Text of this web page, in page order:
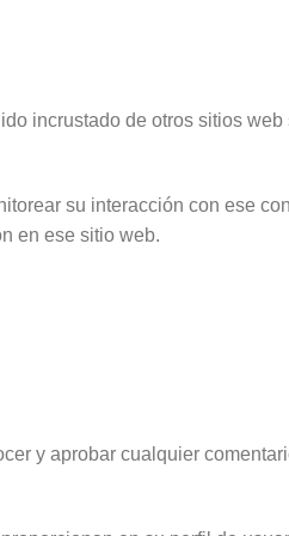
incrustado de otros sitios web
su interacción con ese
en ese sitio web.
y aprobar cualquier